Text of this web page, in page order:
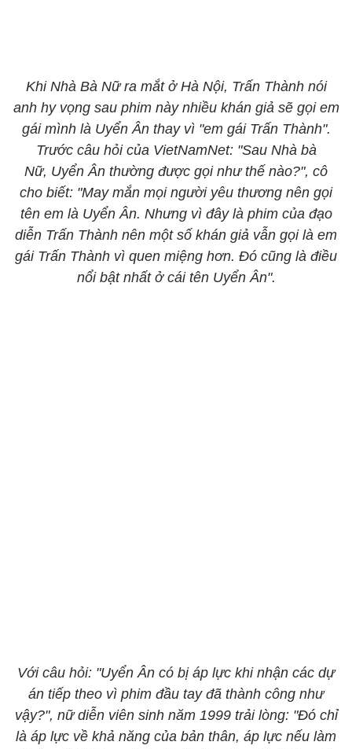
Khi Nhà Bà Nữ ra mắt ở Hà Nội, Trấn Thành nói
anh hy vọng sau phim này nhiều khán giả sẽ gọi em
gái mình là Uyển Ân thay vì "em gái Trấn Thành".
Trước câu hỏi của VietNamNet: "Sau Nhà bà
Nữ, Uyển Ân thường được gọi như thế nào?", cô
cho biết: "May mắn mọi người yêu thương nên gọi
tên em là Uyển Ân. Nhưng vì đây là phim của đạo
diễn Trấn Thành nên một số khán giả vẫn gọi là em
gái Trấn Thành vì quen miệng hơn. Đó cũng là điều
nổi bật nhất ở cái tên Uyển Ân".
Với câu hỏi: "Uyển Ân có bị áp lực khi nhận các dự
án tiếp theo vì phim đầu tay đã thành công như
vậy?", nữ diễn viên sinh năm 1999 trải lòng: "Đó chỉ
là áp lực về khả năng của bản thân, áp lực nếu làm